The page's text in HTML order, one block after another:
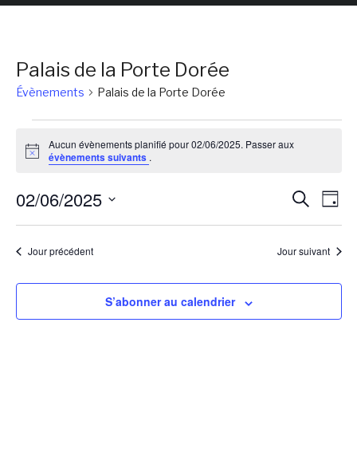
Palais de la Porte Dorée
Évènements Palais de la Porte Dorée
for
Notice
Aucun évènements planifié pour 02/06/2025. Passer aux
évènements suivants .
et
de
Jour
02/06/2025
Sélectionnez
uneJour précédent Jour suivant
S’abonner au calendrier